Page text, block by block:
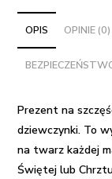
w
pudełku
-
balony
dla
dziewczynki
OPIS OPINIE (0)
Prezent na
dziewczynki. To
na twarz każdej
Świętej lub